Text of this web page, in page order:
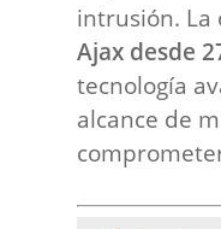
intrusión. La
Ajax desde
tecnología
alcance de